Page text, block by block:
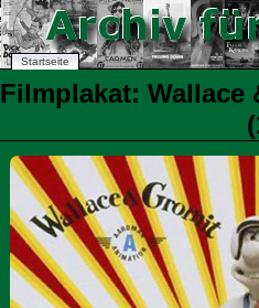
Startseite
Filmplakat: Wallace